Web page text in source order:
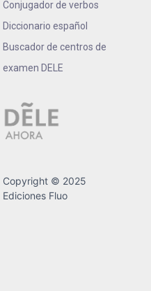
Conjugador de verbos
Diccionario español
Buscador de centros de
examen DELE
Copyright © 2025
Ediciones Fluo